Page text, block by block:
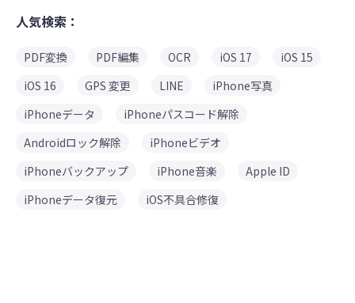
人気検索：
PDF変換 PDF編集 OCR iOS 17
iOS 15
iOS 16
GPS 変更 LINE
iPhone写真
iPhoneデータ
iPhoneパスコード解除
Androidロック解除
iPhoneビデオ
iPhoneバックアップ
iPhone音楽
Apple ID
iPhoneデータ復元
iOS不具合修復